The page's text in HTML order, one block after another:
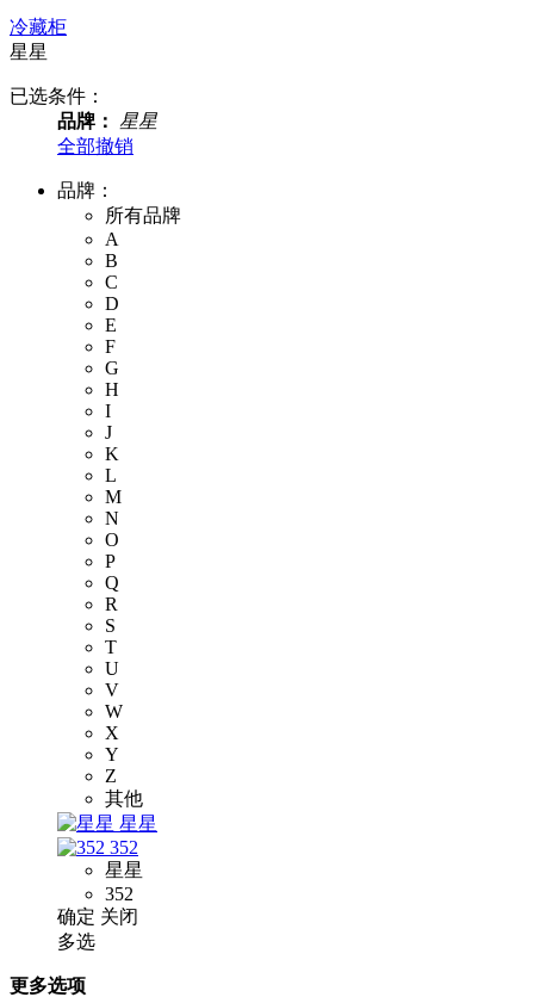
冷藏柜
星星
已选条件：
品牌：
星星
全部撤销
品牌：
所有品牌
A
B
C
D
E
F
G
H
I
J
K
L
M
N
O
P
Q
R
S
T
U
V
W
X
Y
Z
其他
星星
352
星星
352
确定 关闭
多选
更多选项